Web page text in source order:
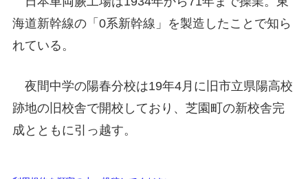
海道新幹線の「0系新幹線」を製造したことで知ら
れている。
夜間中学の陽春分校は19年4月に旧市立県陽高校
跡地の旧校舎で開校しており、芝園町の新校舎完
成とともに引っ越す。